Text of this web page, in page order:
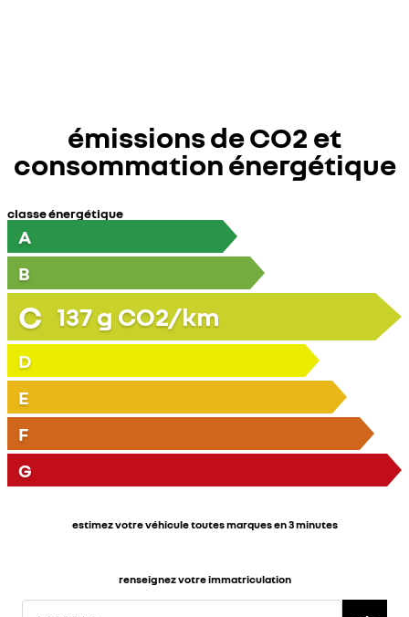
émissions de CO2 et
consommation énergétique
classe énergétique
A
B
C 137g CO2/km
D
E
F
G
estimez votre véhicule toutes marques en 3 minutes
renseignez votre immatriculation